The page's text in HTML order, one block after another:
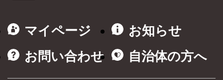
マイページ
お知らせ
お問い合わせ
自治体の方へ